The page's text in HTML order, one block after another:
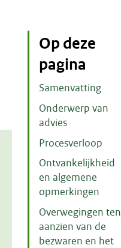
Op deze
pagina
Samenvatting
Onderwerp van
advies
Procesverloop
Ontvankelijkheid
en algemene
opmerkingen
Overwegingen ten
aanzien van de
bezwaren en het